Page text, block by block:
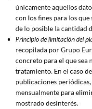
únicamente aquellos
con los fines para los
de lo posible la cantidad
Principio de limitación del
recopilada por Grupo
concreto para el que sea
tratamiento. En el caso
publicaciones periódicas,
mensualmente para
mostrado desinterés.